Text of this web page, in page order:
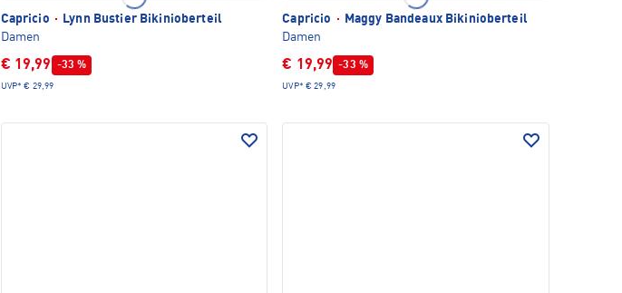
Capricio ·
Lynn Bustier Bikinioberteil
Damen
€ 19,99 -33 %
UVP* € 29,99
Capricio ·
Maggy Bandeaux Bikinioberteil
Damen
€ 19,99 -33 %
UVP* € 29,99